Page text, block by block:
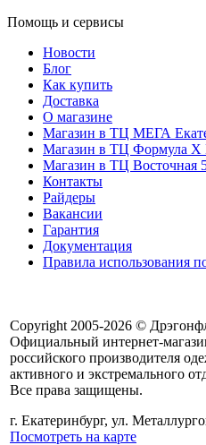
Помощь и сервисы
Новости
Блог
Как купить
Доставка
О магазине
Магазин в ТЦ МЕГА
Магазин в ТЦ Формула X
Магазин в ТЦ Восточная
Контакты
Райдеры
Вакансии
Гарантия
Документация
Правила использования
Copyright 2005-2026 ©
Официальный интернет-
российского производителя
активного и экстремального
Все права защищены.
г. Екатеринбург, ул.
Посмотреть на карте